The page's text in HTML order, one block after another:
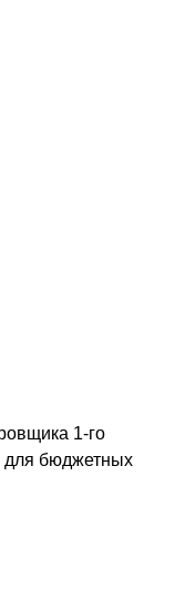
1-го
для бюджетных